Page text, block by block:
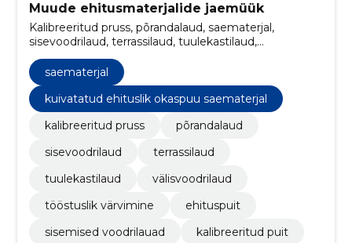
Muude ehitusmaterjalide jaemüük
Kalibreeritud pruss, põrandalaud, saematerjal,
sisevoodrilaud, terrassilaud, tuulekastilaud,
välisvoodrilaud, tööstuslik värvimine, ehituspuit,
sisemised voodrilauad
saematerjal
kuivatatud ehituslik okaspuu saematerjal
kalibreeritud pruss
põrandalaud
sisevoodrilaud
terrassilaud
tuulekastilaud
välisvoodrilaud
tööstuslik värvimine
ehituspuit
sisemised voodrilauad
kalibreeritud puit